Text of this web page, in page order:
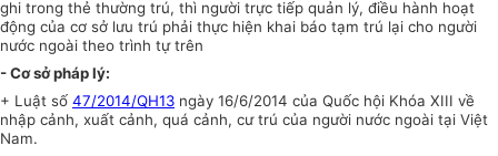
ghi trong thẻ thường trú, thì người trực tiếp quản lý, điều hành hoạt
động của cơ sở lưu trú phải thực hiện khai báo tạm trú lại cho người
nước ngoài theo trình tự trên
- Cơ sở pháp lý:
+ Luật số 47/2014/QH13 ngày 16/6/2014 của Quốc hội Khóa XIII về
nhập cảnh, xuất cảnh, quá cảnh, cư trú của người nước ngoài tại Việt
Nam.